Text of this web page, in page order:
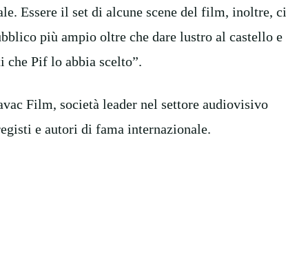
Essere il set di alcune scene del film, inoltre, ci
più ampio oltre che dare lustro al castello e
Pif lo abbia scelto”.
Film, società leader nel settore audiovisivo
e autori di fama internazionale.